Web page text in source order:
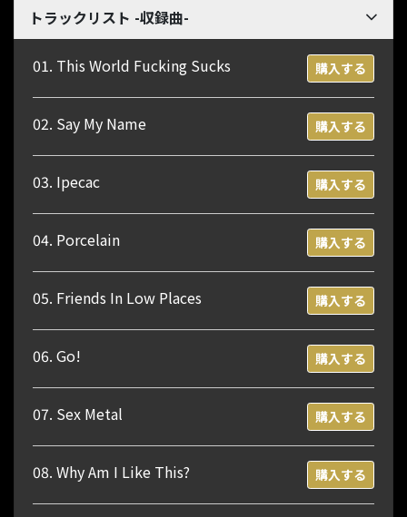
トラックリスト -収録曲-
01. This World Fucking Sucks 購入する
02. Say My Name 購入する
03. Ipecac 購入する
04. Porcelain 購入する
05. Friends In Low Places 購入する
06. Go! 購入する
07. Sex Metal 購入する
08. Why Am I Like This? 購入する